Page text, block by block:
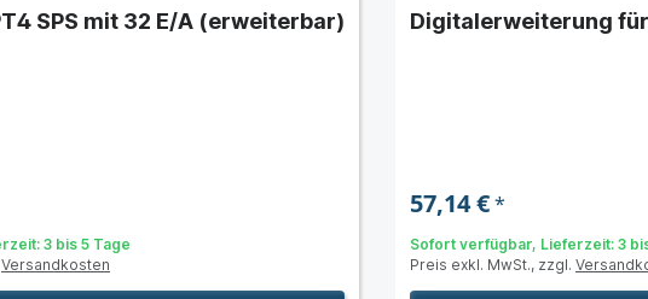
SPS mit 32 E/A (erweiterbar)
3 bis 5 Tage
Versandkosten
Digitalerweiterung für
57,14 €*
Sofort verfügbar, Lieferzeit: 3
Preis exkl. MwSt., zzgl.